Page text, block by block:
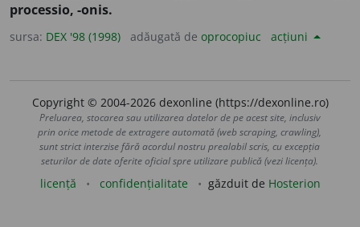
processio, -onis.
sursa: DEX '98 (1998) adăugată de oprocopiuc acțiuni
Copyright © 2004-2026 dexonline (https://dexonline.ro)
Preluarea, stocarea sau utilizarea datelor de pe acest site, inclusiv
prin orice metode de extragere automată (web scraping, crawling),
sunt strict interzise fără acordul nostru prealabil scris, cu excepția
seturilor de date oferite oficial spre utilizare publică (vezi licența).
licență confidențialitate găzduit de Hosterion